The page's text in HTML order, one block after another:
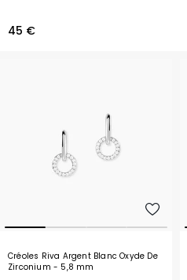
45 €
Créoles Riva Argent Blanc Oxyde De
Zirconium- 5,8 mm